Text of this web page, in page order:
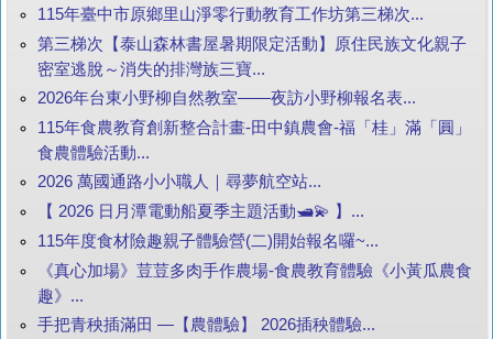
115年臺中市原鄉里山淨零行動教育工作坊第三梯次...
第三梯次【泰山森林書屋暑期限定活動】原住民族文化親子
密室逃脫～消失的排灣族三寶...
2026年台東小野柳自然教室——夜訪小野柳報名表...
115年食農教育創新整合計畫-田中鎮農會-福「桂」滿「圓」
食農體驗活動...
2026 萬國通路小小職人｜尋夢航空站...
【 2026 日月潭電動船夏季主題活動🛥️💫 】...
115年度食材險趣親子體驗營(二)開始報名囉~...
《真心加場》荳荳多肉手作農場-食農教育體驗《小黃瓜農食
趣》...
手把青秧插滿田 —【農體驗】 2026插秧體驗...